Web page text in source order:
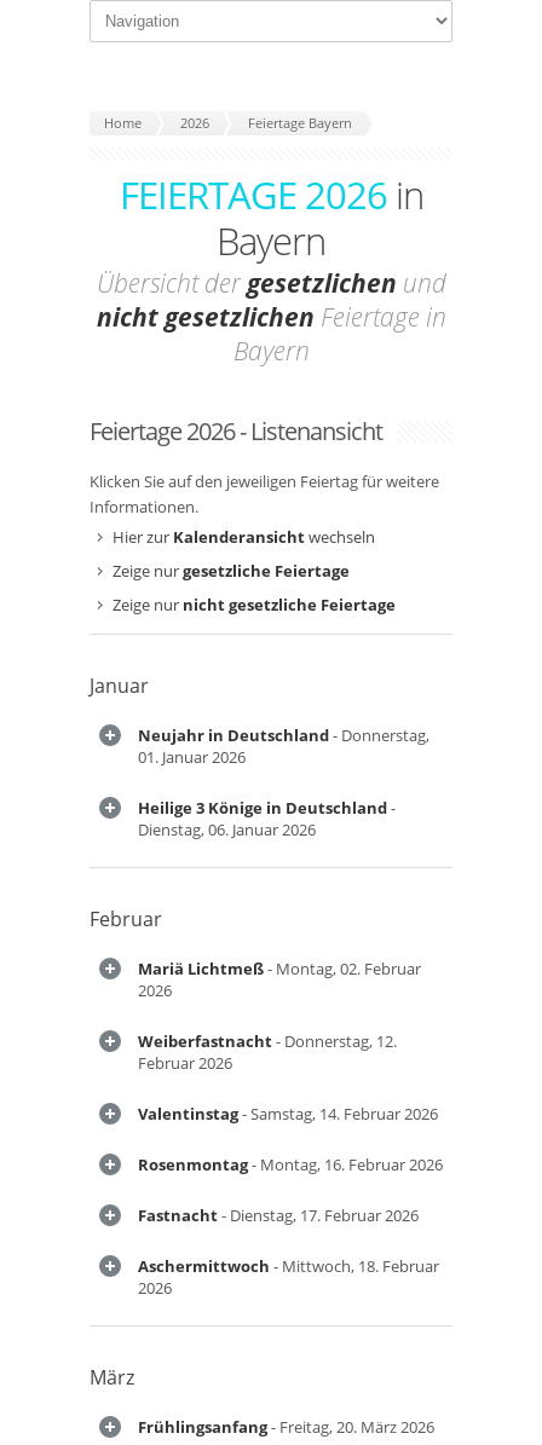
Home 2026 Feiertage Bayern
FEIERTAGE 2026in
Bayern
Übersicht dergesetzlichen und
nicht gesetzlichen Feiertage in
Bayern
Feiertage 2026 - Listenansicht
Klicken Sie auf den jeweiligen Feiertag für weitere
Informationen.
Hier zur Kalenderansichtwechseln
Zeige nurgesetzliche Feiertage
Zeige nur nicht gesetzliche Feiertage
Januar
Neujahr in Deutschland- Donnerstag,
01. Januar 2026
Heilige 3 Könige in Deutschland-
Dienstag, 06. Januar 2026
Februar
Mariä Lichtmeß- Montag, 02. Februar
2026
Weiberfastnacht- Donnerstag, 12.
Februar 2026
Valentinstag- Samstag, 14. Februar 2026
Rosenmontag- Montag, 16. Februar 2026
Fastnacht- Dienstag, 17. Februar 2026
Aschermittwoch - Mittwoch, 18. Februar
2026
März
Frühlingsanfang- Freitag, 20. März 2026